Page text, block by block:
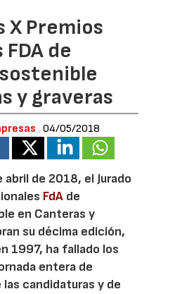
X Premios
de
y graveras
04/05/2018
abril de 2018, el Jurado
FdA de
en Canteras y
su décima edición,
1997, ha fallado los
entera de
candidaturas y de